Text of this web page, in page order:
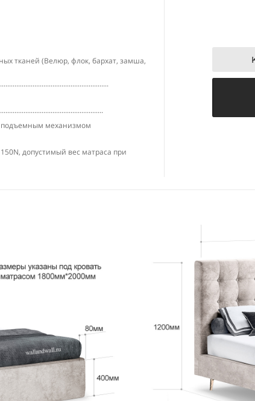
тканей (Велюр, флок, бархат, замша,
механизмом
допустимый вес матраса при
ламели
- экологична)
последующая сборка
контактам к нашему менеджеру